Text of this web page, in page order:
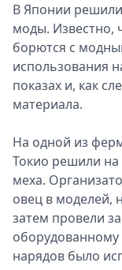
Афиша
Книги
Пресс-
релизы
Metro
Звезды
2026
Скачай
В Японии
моды. Известно,
борются с
использования
показах и, как
материала.
На одной из
Токио решили на
меха.
овец в моделей,
затем провели
оборудованному
нарядов было